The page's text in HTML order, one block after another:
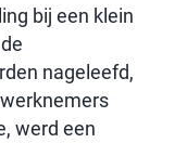
bij een klein
nageleefd,
werd een